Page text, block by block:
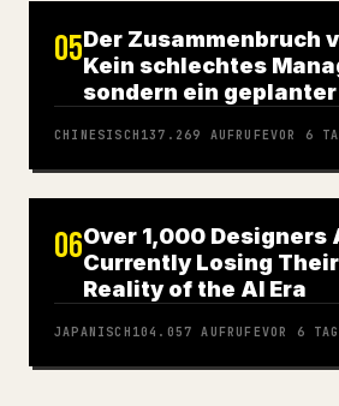
05Der Zusammenbruch
Kein schlechtes
sondern ein
CHINESISCH 137.269 AUFRUFEVOR 6
06Over 1,000 Designers
Currently Losing
Reality of the AI Era
JAPANISCH 104.057 AUFRUFEVOR 6